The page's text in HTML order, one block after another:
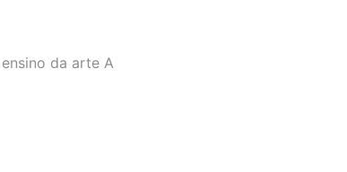
da arte A